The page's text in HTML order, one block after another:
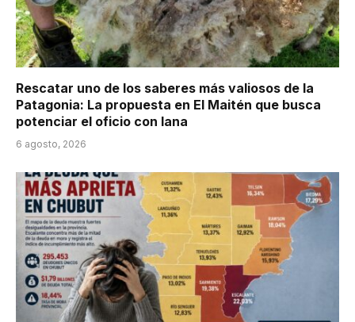
Rescatar uno de los saberes más valiosos de la
Patagonia: La propuesta en El Maitén que busca
potenciar el oficio con lana
6 agosto, 2026